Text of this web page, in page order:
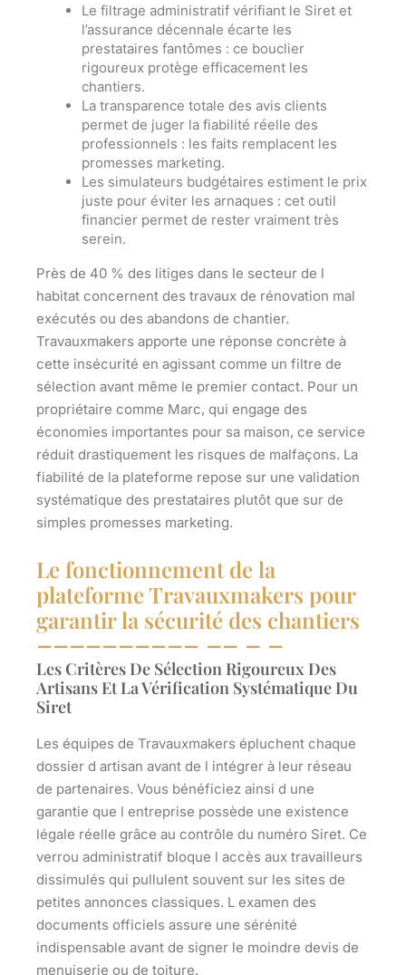
Le filtrage administratif vérifiant le Siret et
l’assurance décennale écarte les
prestataires fantômes : ce bouclier
rigoureux protège efficacement les
chantiers.
La transparence totale des avis clients
permet de juger la fiabilité réelle des
professionnels : les faits remplacent les
promesses marketing.
Les simulateurs budgétaires estiment le prix
juste pour éviter les arnaques : cet outil
financier permet de rester vraiment très
serein.
Près de 40 % des litiges dans le secteur de l
habitat concernent des travaux de rénovation mal
exécutés ou des abandons de chantier.
Travauxmakers apporte une réponse concrète à
cette insécurité en agissant comme un filtre de
sélection avant même le premier contact. Pour un
propriétaire comme Marc, qui engage des
économies importantes pour sa maison, ce service
réduit drastiquement les risques de malfaçons. La
fiabilité de la plateforme repose sur une validation
systématique des prestataires plutôt que sur de
simples promesses marketing.
Le fonctionnement de la
plateforme Travauxmakers pour
garantir la sécurité des chantiers
Les Critères De Sélection Rigoureux Des
Artisans Et La Vérification Systématique Du
Siret
Les équipes de Travauxmakers épluchent chaque
dossier d artisan avant de l intégrer à leur réseau
de partenaires. Vous bénéficiez ainsi d une
garantie que l entreprise possède une existence
légale réelle grâce au contrôle du numéro Siret. Ce
verrou administratif bloque l accès aux travailleurs
dissimulés qui pullulent souvent sur les sites de
petites annonces classiques. L examen des
documents officiels assure une sérénité
indispensable avant de signer le moindre devis de
menuiserie ou de toiture.